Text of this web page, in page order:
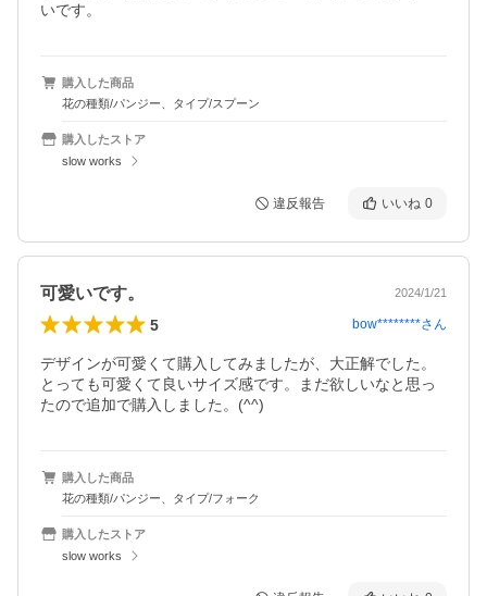
いです。
購入した商品
花の種類/パンジー、タイプ/スプーン
購入したストア
slow works
違反報告 いいね 0
可愛いです。 2024/1/21
5 bow********さん
デザインが可愛くて購入してみましたが、大正解でした。
とっても可愛くて良いサイズ感です。まだ欲しいなと思っ
たので追加で購入しました。(^^)
購入した商品
花の種類/パンジー、タイプ/フォーク
購入したストア
slow works